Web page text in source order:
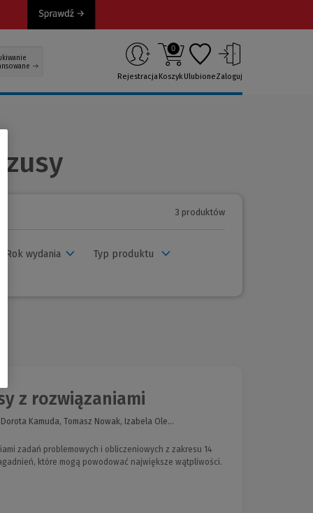
Rejestracja
0
KoszykUlubioneZaloguj
3 produktów
Rok wydania Typ produktu
z rozwiązaniami
Kamuda, Tomasz Nowak, Izabela Ole...
zadań problemowych i obliczeniowych z zakresu 14
które mogą powodować największe wątpliwości.